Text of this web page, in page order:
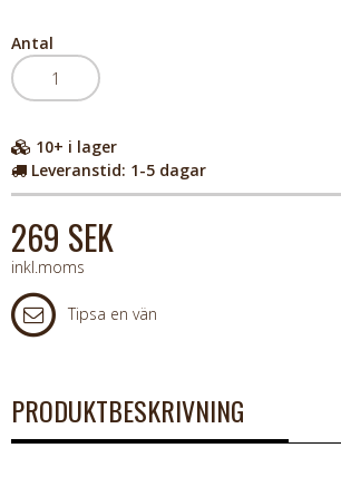
Antal
10+ i lager
Leveranstid: 1-5 dagar
269 SEK
inkl.moms
Tipsa en vän
PRODUKTBESKRIVNING